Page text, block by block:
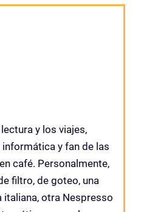
y los viajes,
y fan de las
café. Personalmente,
filtro, de goteo, una
italiana, otra Nespresso